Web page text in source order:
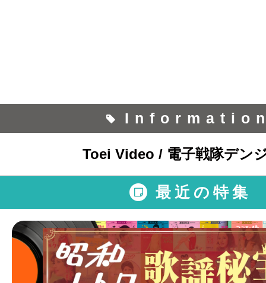
Toei Video / 電子戦隊デン
最近の特集